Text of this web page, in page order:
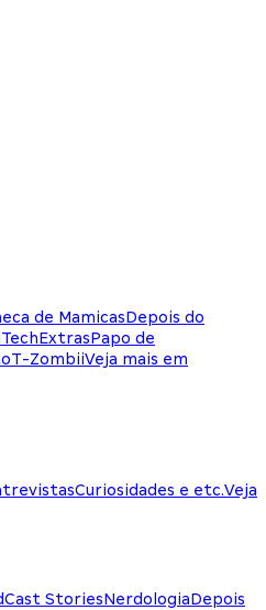
de MamicasDepois do
ExtrasPapo de
T-ZombiiVeja mais em
Curiosidades e etc.Veja
StoriesNerdologiaDepois